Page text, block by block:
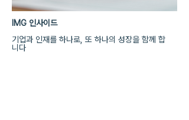
IMG 인사이드
기업과 인재를 하나로, 또 하나의 성장을 함께 합
니다